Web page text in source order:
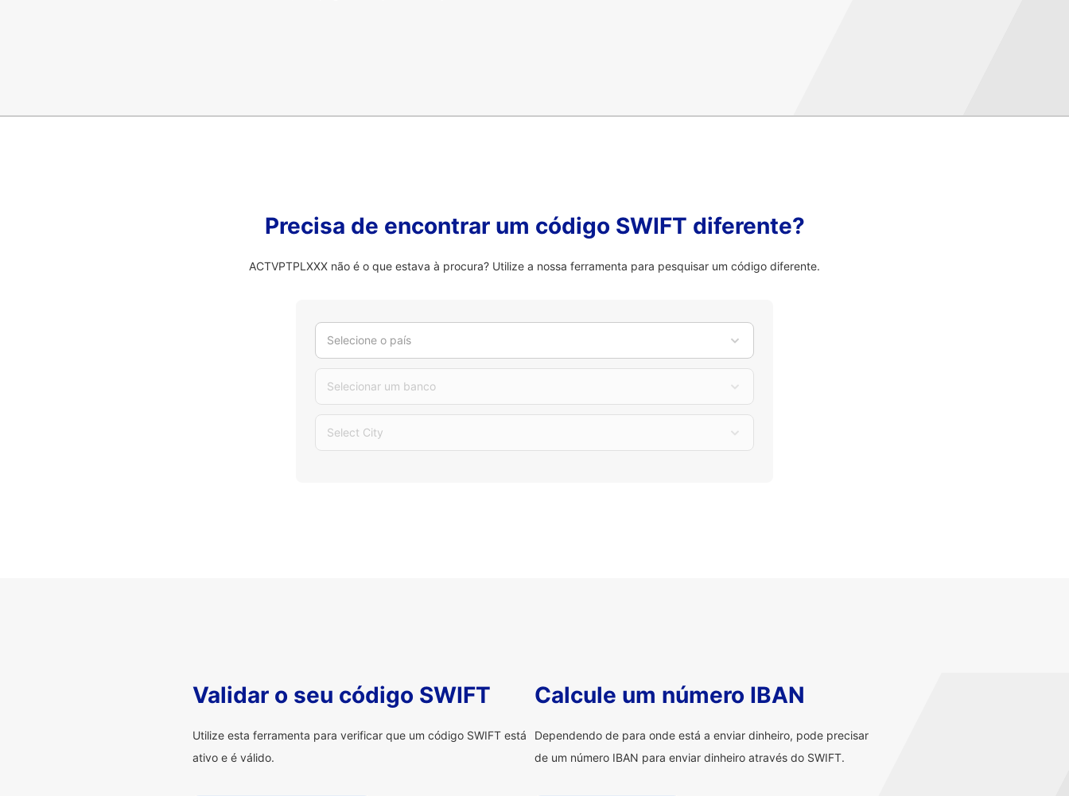
Precisa de encontrar um código SWIFT diferente?
ACTVPTPLXXX não é o que estava à procura? Utilize a nossa ferramenta para pesquisar um código diferente.
Selecione o país
Selecionar um banco
Select City
Validar o seu código SWIFT
Utilize esta ferramenta para verificar que um código SWIFT está
ativo e é válido.
Calcule um número IBAN
Dependendo de para onde está a enviar dinheiro, pode precisar
de um número IBAN para enviar dinheiro através do SWIFT.